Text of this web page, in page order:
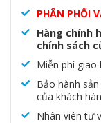
PHÂN PHỐI
Hàng chính
chính sách
Miễn phí giao
Bảo hành
của khách
Nhân viên tư